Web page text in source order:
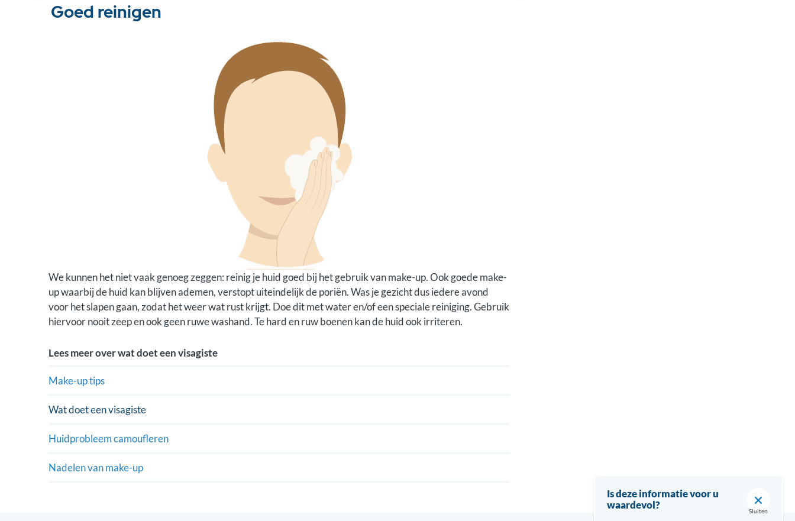
Goed reinigen
We kunnen het niet vaak genoeg zeggen: reinig je huid goed bij het gebruik van make-up. Ook goede make-
up waarbij de huid kan blijven ademen, verstopt uiteindelijk de poriën. Was je gezicht dus iedere avond
voor het slapen gaan, zodat het weer wat rust krijgt. Doe dit met water en/of een speciale reiniging. Gebruik
hiervoor nooit zeep en ook geen ruwe washand. Te hard en ruw boenen kan de huid ook irriteren.
Lees meer overwat doet een visagiste
Make-up tips
Wat doet een visagiste
Huidprobleem camoufleren
Nadelen van make-up
Is deze informatie voor u
waardevol?
Sluiten